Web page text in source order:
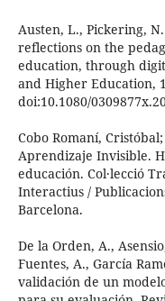
Austen, L., Pickering,
reflections on the
education, through
and Higher Education,
doi:10.1080/
Cobo Romaní,
Aprendizaje Invisible.
educación. Col·lecció
Interactius /
Barcelona.
De la Orden, A.,
Fuentes, A., García
validación de un